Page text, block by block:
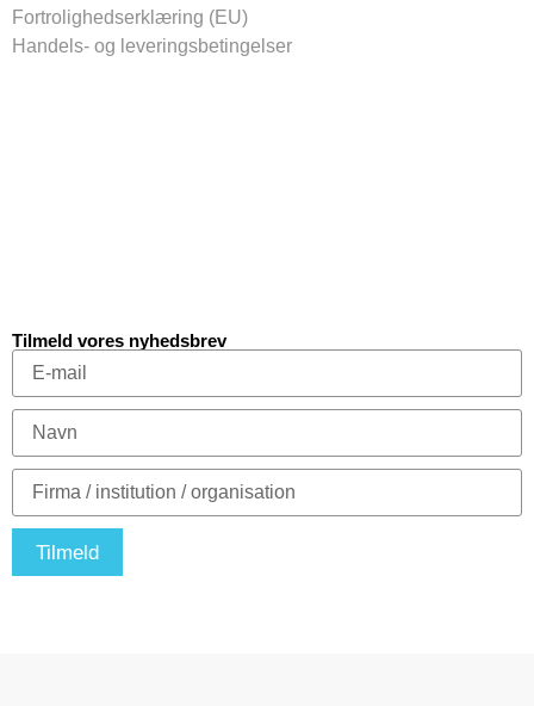
Fortrolighedserklæring (EU)
Handels- og leveringsbetingelser
Tilmeld vores nyhedsbrev
Tilmeld